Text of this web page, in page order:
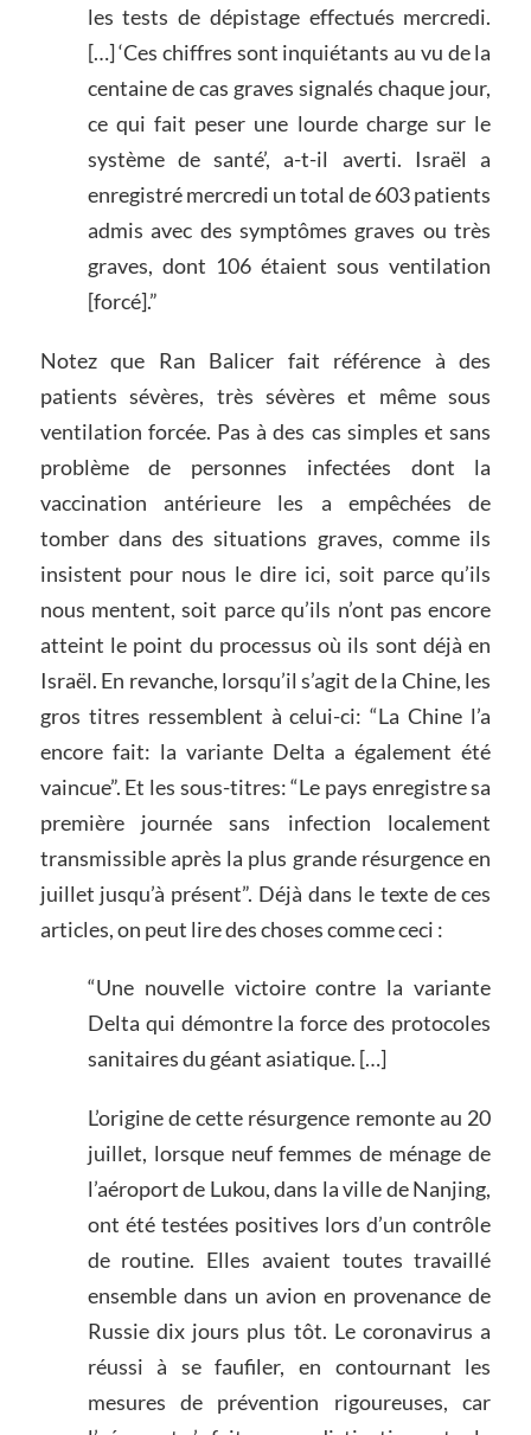
les tests de dépistage effectués mercredi.
[…] ‘Ces chiffres sont inquiétants au vu de la
centaine de cas graves signalés chaque jour,
ce qui fait peser une lourde charge sur le
système de santé’, a-t-il averti. Israël a
enregistré mercredi un total de 603 patients
admis avec des symptômes graves ou très
graves, dont 106 étaient sous ventilation
[forcé].”
Notez que Ran Balicer fait référence à des
patients sévères, très sévères et même sous
ventilation forcée. Pas à des cas simples et sans
problème de personnes infectées dont la
vaccination antérieure les a empêchées de
tomber dans des situations graves, comme ils
insistent pour nous le dire ici, soit parce qu’ils
nous mentent, soit parce qu’ils n’ont pas encore
atteint le point du processus où ils sont déjà en
Israël. En revanche, lorsqu’il s’agit de la Chine, les
gros titres ressemblent à celui-ci: “La Chine l’a
encore fait: la variante Delta a également été
vaincue”. Et les sous-titres: “Le pays enregistre sa
première journée sans infection localement
transmissible après la plus grande résurgence en
juillet jusqu’à présent”. Déjà dans le texte de ces
articles, on peut lire des choses comme ceci :
“Une nouvelle victoire contre la variante
Delta qui démontre la force des protocoles
sanitaires du géant asiatique. […]
L’origine de cette résurgence remonte au 20
juillet, lorsque neuf femmes de ménage de
l’aéroport de Lukou, dans la ville de Nanjing,
ont été testées positives lors d’un contrôle
de routine. Elles avaient toutes travaillé
ensemble dans un avion en provenance de
Russie dix jours plus tôt. Le coronavirus a
réussi à se faufiler, en contournant les
mesures de prévention rigoureuses, car